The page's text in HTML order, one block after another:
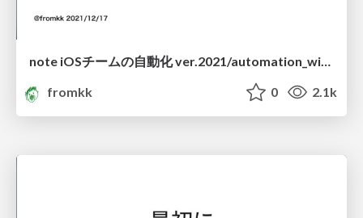
note iOSチームの自動化 ver.2021/automation_with_iOS_team_on_note_ver2021
fromkk
0 2.1k